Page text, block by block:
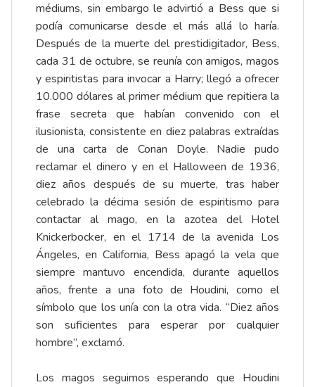
médiums, sin embargo le advirtió a Bess que si
podía comunicarse desde el más allá lo haría.
Después de la muerte del prestidigitador, Bess,
cada 31 de octubre, se reunía con amigos, magos
y espiritistas para invocar a Harry; llegó a ofrecer
10.000 dólares al primer médium que repitiera la
frase secreta que habían convenido con el
ilusionista, consistente en diez palabras extraídas
de una carta de Conan Doyle. Nadie pudo
reclamar el dinero y en el Halloween de 1936,
diez años después de su muerte, tras haber
celebrado la décima sesión de espiritismo para
contactar al mago, en la azotea del Hotel
Knickerbocker, en el 1714 de la avenida Los
Ángeles, en California, Bess apagó la vela que
siempre mantuvo encendida, durante aquellos
años, frente a una foto de Houdini, como el
símbolo que los unía con la otra vida. “Diez años
son suficientes para esperar por cualquier
hombre”, exclamó.
Los magos seguimos esperando que Houdini